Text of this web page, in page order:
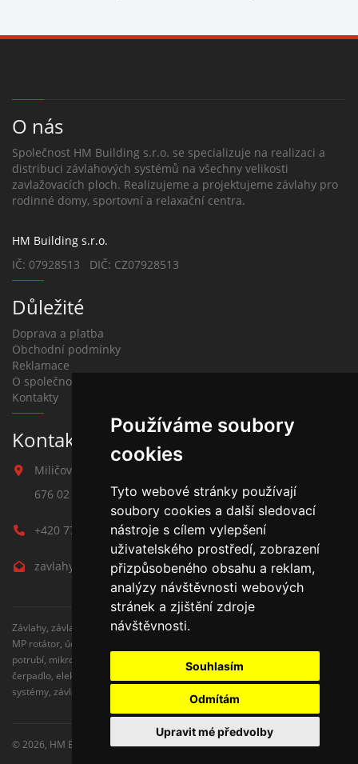
Používáme soubory
cookies
Tyto webové stránky používají
soubory cookies a další sledovací
nástroje s cílem vylepšení
uživatelského prostředí, zobrazení
přizpůsobeného obsahu a reklam,
analýzy návštěvnosti webových
stránek a zjištění zdroje
návštěvnosti.
Souhlasím
Odmítám
Upravit mé předvolby
O nás
Společnost HM Building s.r.o. se specializuje na realizaci a
distribuci závlahových systémů na všechny velikosti
zavlažovacích ploch. Realizujeme a projektujeme závlahy pro
rodinné domy, sportovní a relaxační centra.
HM Building s.r.o.
IČ: 07928513 DIČ: CZ07928513
Důležité
Doprava a platba
Obchodní podmínky
Reklamace
O společnosti
Kontakty
Kontakt na závlahy
Miličova 541
676 02 Moravské Budějovice
+420 777 780 938
zavlahy@hmbuilding.cz
Závlahy, závlahové systémy, AZS, postřikovače, trysky, kapenkova závlaha,
MP rotátor, úderove postřikovače, automatické zavlažovaní, kapkovací
potrubí, mikrozávlaha, zahradní hadice, zahradní sloupky, Hunter,
čerpadlo, elektromagnetické ventily, zavlažovaní trávníku, zavlažovací
systémy, závlaha svépomocí, rozvodné potrubí, čidlo srážek
© 2026, HM Building s.r.o.